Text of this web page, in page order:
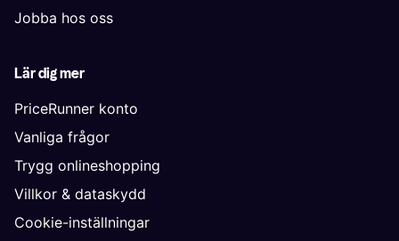
Jobba hos oss
Lär dig mer
PriceRunner konto
Vanliga frågor
Trygg onlineshopping
Villkor & dataskydd
Cookie-inställningar